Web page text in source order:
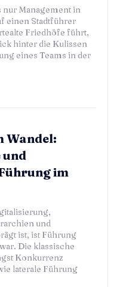
nur Management in
einen Stadtführer
Friedhöfe führt,
hinter die Kulissen
eines Teams in der
Wandel:
und
im
und
ist, ist Führung
Die klassische
Konkurrenz
laterale Führung